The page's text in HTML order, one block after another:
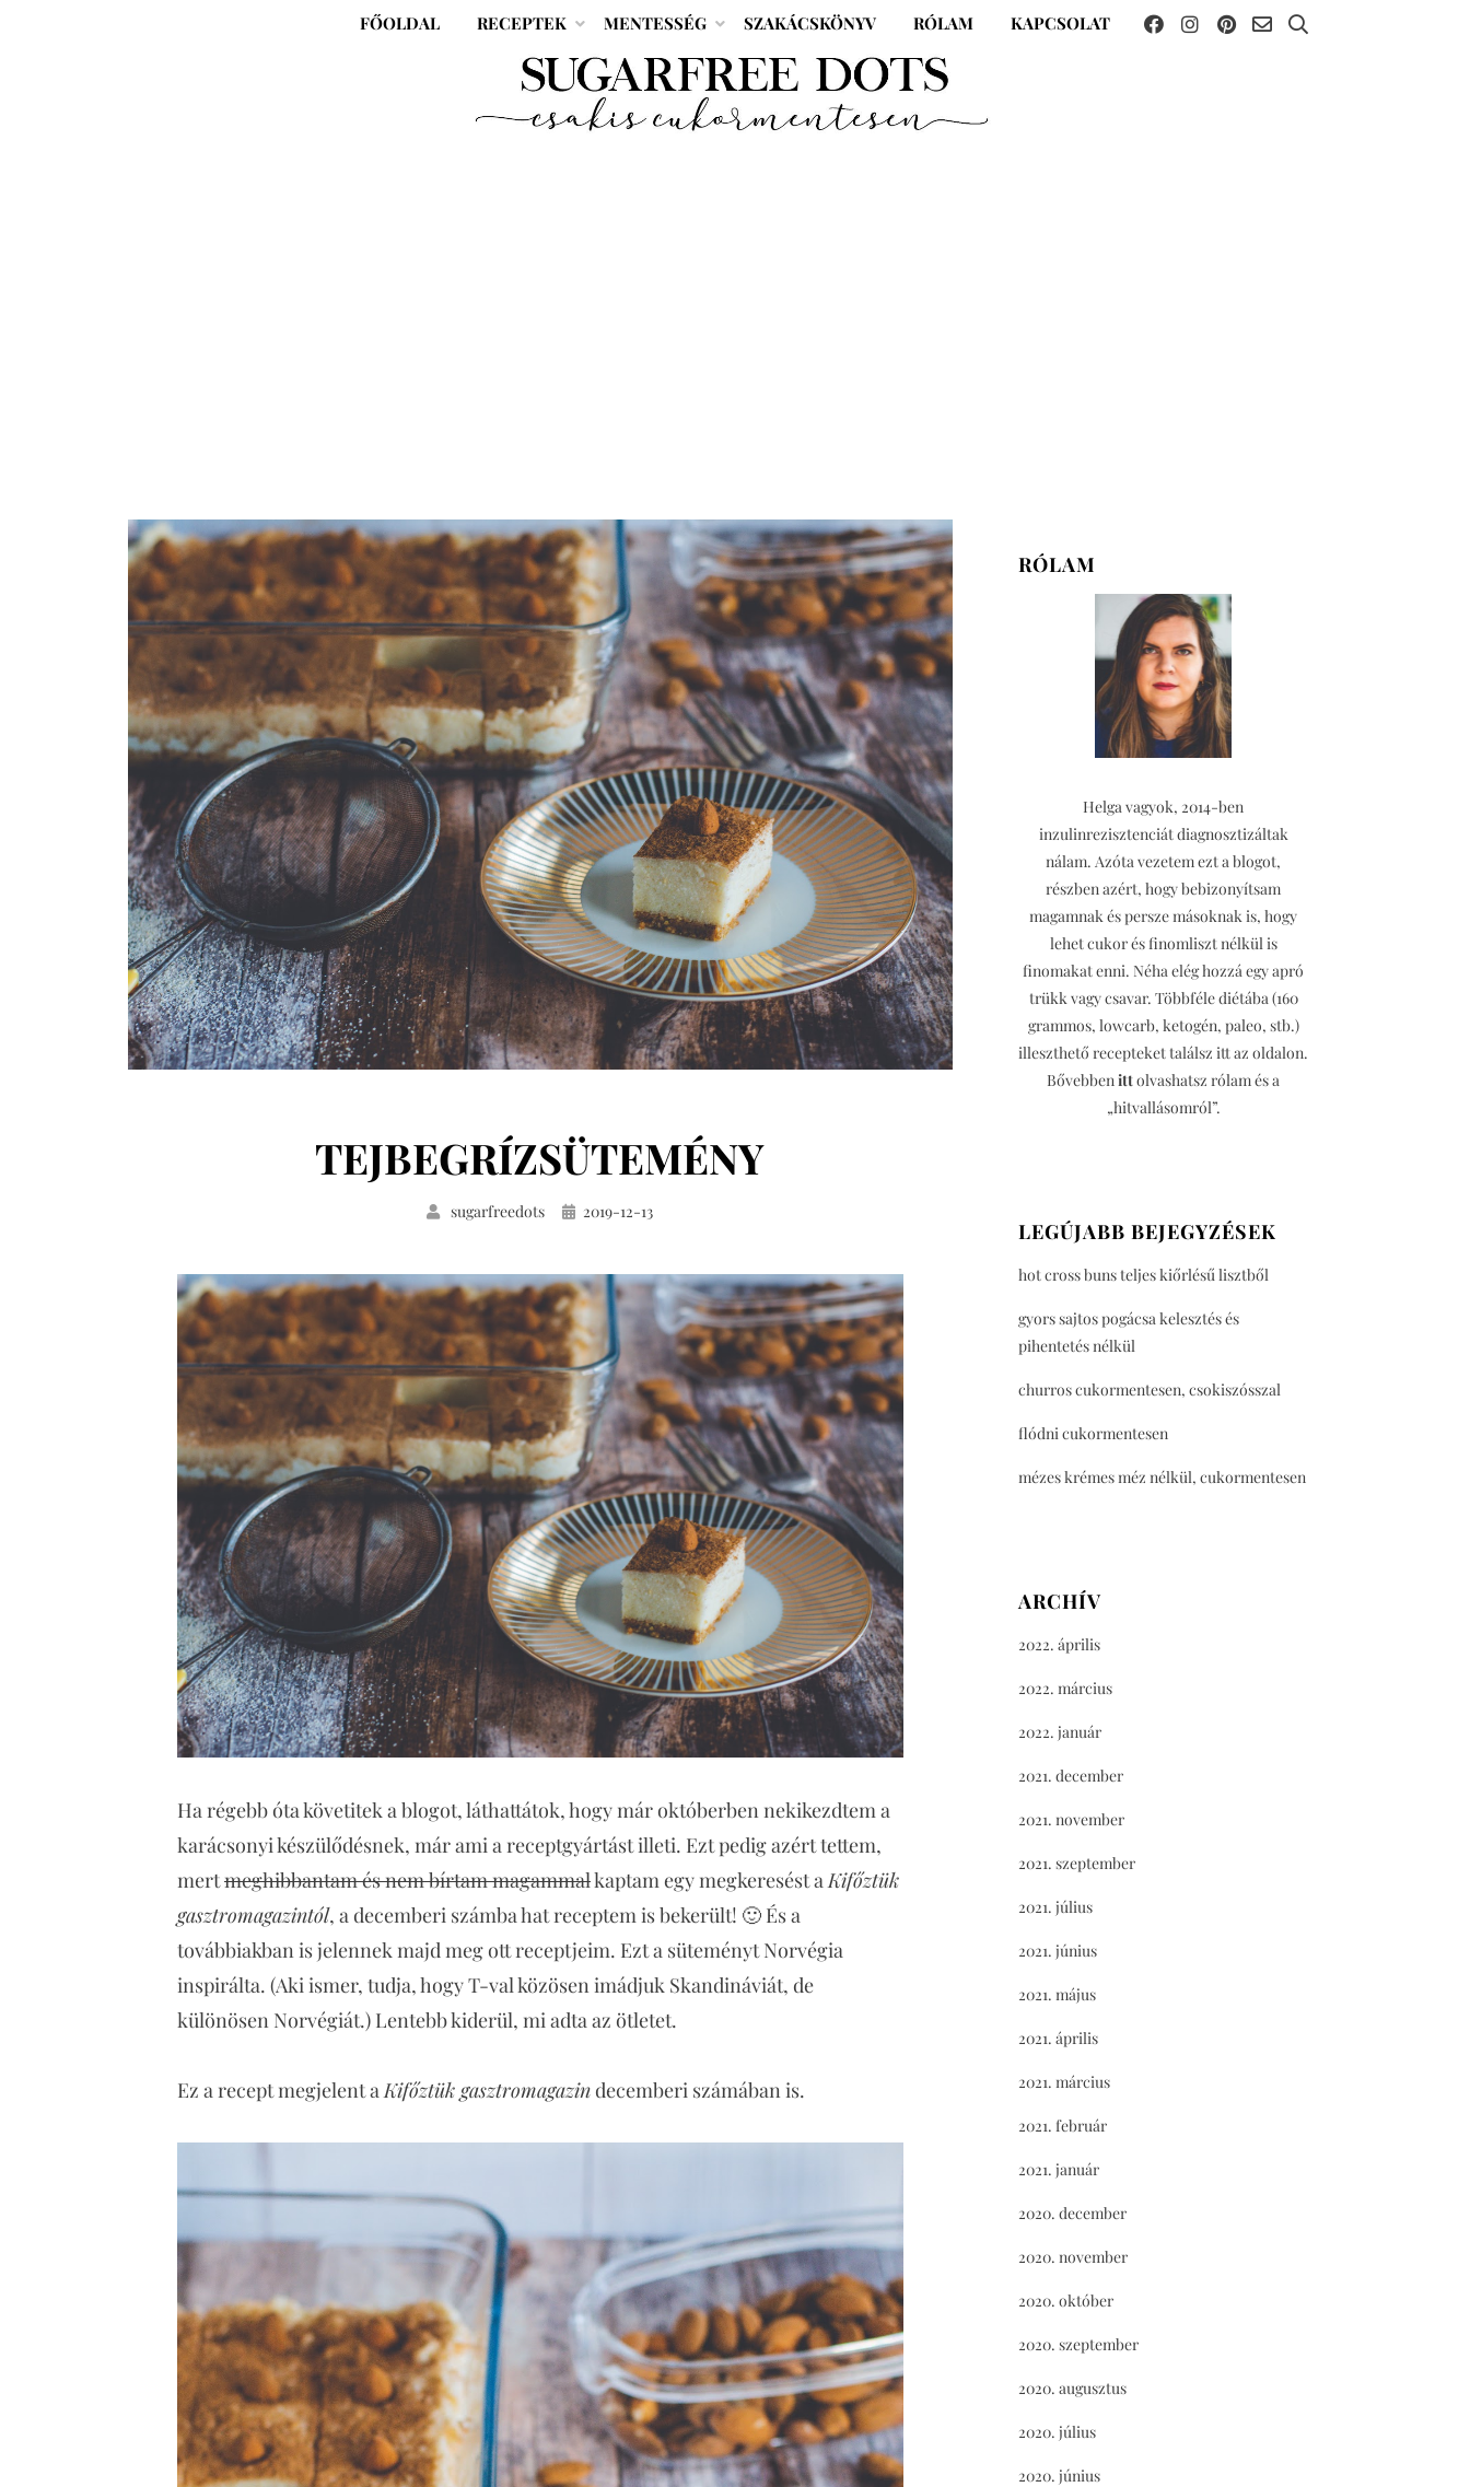
FŐOLDAL RECEPTEK MENTESSÉG SZAKÁCSKÖNYV RÓLAM KAPCSOLAT
TEJBEGRÍZSÜTEMÉNY
sugarfreedots Közzétéve
2019-12-13
Ha régebb óta követitek a blogot, láthattátok, hogy már októberben nekikezdtem a
karácsonyi készülődésnek, már ami a receptgyártást illeti. Ezt pedig azért tettem,
mertmeghibbantam és nem bírtam magammalkaptam egy megkeresést aKifőztük
gasztromagazintól, a decemberi számba hat receptem is bekerült! 🙂 És a
továbbiakban is jelennek majd meg ott receptjeim. Ezt a süteményt Norvégia
inspirálta. (Aki ismer, tudja, hogy T-val közösen imádjuk Skandináviát, de
különösen Norvégiát.) Lentebb kiderül, mi adta az ötletet.
Ez a recept megjelent aKifőztük gasztromagazindecemberi számában is.
RÓLAM
Helga vagyok, 2014-ben
inzulinrezisztenciát diagnosztizáltak
nálam. Azóta vezetem ezt a blogot,
részben azért, hogy bebizonyítsam
magamnak és persze másoknak is, hogy
lehet cukor és finomliszt nélkül is
finomakat enni. Néha elég hozzá egy apró
trükk vagy csavar. Többféle diétába (160
grammos, lowcarb, ketogén, paleo, stb.)
illeszthető recepteket találsz itt az oldalon.
Bővebbenittolvashatsz rólam és a
„hitvallásomról”.
LEGÚJABB BEJEGYZÉSEK
hot cross buns teljes kiőrlésű lisztből
gyors sajtos pogácsa kelesztés és
pihentetés nélkül
churros cukormentesen, csokiszósszal
flódni cukormentesen
mézes krémes méz nélkül, cukormentesen
ARCHÍV
2022. április
2022. március
2022. január
2021. december
2021. november
2021. szeptember
2021. július
2021. június
2021. május
2021. április
2021. március
2021. február
2021. január
2020. december
2020. november
2020. október
2020. szeptember
2020. augusztus
2020. július
2020. június